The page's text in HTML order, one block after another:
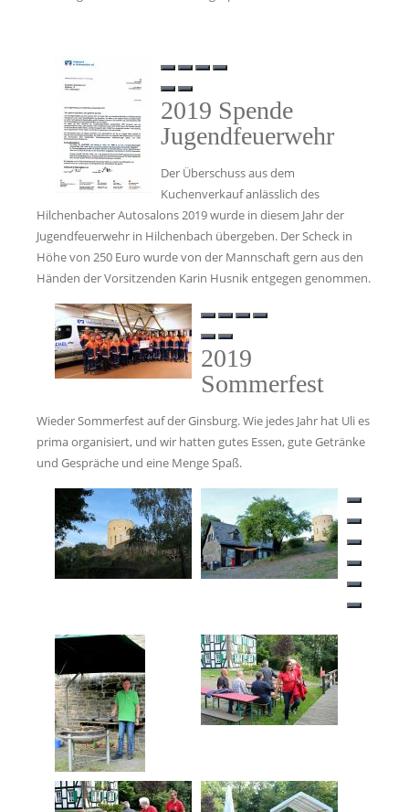
2019 Spende
Jugendfeuerwehr
Der Überschuss aus dem
Kuchenverkauf anlässlich des
Hilchenbacher Autosalons 2019 wurde in diesem Jahr der
Jugendfeuerwehr in Hilchenbach übergeben. Der Scheck in
Höhe von 250 Euro wurde von der Mannschaft gern aus den
Händen der Vorsitzenden Karin Husnik entgegen genommen.
2019
Sommerfest
Wieder Sommerfest auf der Ginsburg. Wie jedes Jahr hat Uli es
prima organisiert, und wir hatten gutes Essen, gute Getränke
und Gespräche und eine Menge Spaß.